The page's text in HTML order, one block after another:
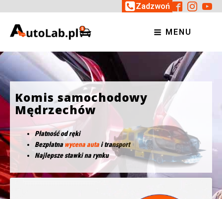
Zadzwoń
MENU
Komis samochodowy
Mędrzechów
Płatność od ręki
Bezpłatnawycena autai transport
Najlepsze stawki na rynku